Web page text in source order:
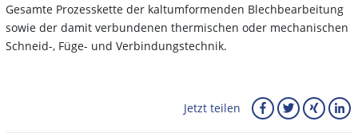
Gesamte Prozesskette der kaltumformenden Blechbearbeitung
sowie der damit verbundenen thermischen oder mechanischen
Schneid-, Füge- und Verbindungstechnik.
Jetzt teilen